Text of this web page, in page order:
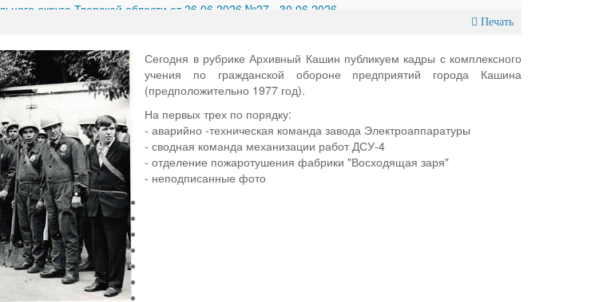
округа Тверской области от 26.06.2026 №27
30.06.2026
Печать
Сегодня в рубрике Архивный Кашин публикуем кадры с комплексного
учения по гражданской обороне предприятий города Кашина
(предположительно 1977 год).
На первых трех по порядку:
- аварийно -техническая команда завода Электроаппаратуры
- сводная команда механизации работ ДСУ-4
- отделение пожаротушения фабрики "Восходящая заря"
- неподписанные фото